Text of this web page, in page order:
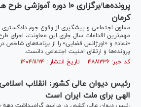
پرونده‌ها/برگزاری ۱۰ دوره
کرمان
معاون اجتماعی و پیشگیری از وقوع جرم دادگستری
مهم‌ترین اقدامات سال جاری این معاونت، اجرای
«نماد» و «اورژانس قضایی» را از برنامه‌های
پرونده‌ها و ارتقای امنیت اجتماعی دانست.
کد خبر: ۴۸۸۱۳۳۶ تاریخ انتشار : ۱۴۰۴/۱۱/۲۴
رئیس دیوان عالی کشور: انقلاب
الهی برای ملت ایران است